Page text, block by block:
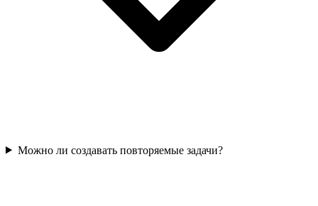
Можно ли создавать повторяемые задачи?